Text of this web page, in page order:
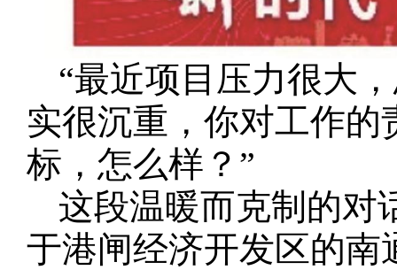
“最近项目压力很大
实很沉重，你对工作
标，怎么样？”
这段温暖而克制的对
于港闸经济开发区的